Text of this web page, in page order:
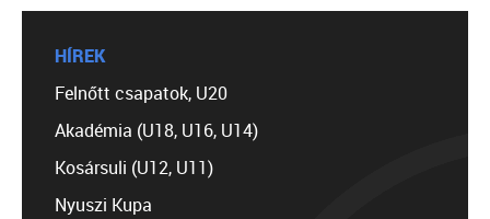
HÍREK
Felnőtt csapatok, U20
Akadémia (U18, U16, U14)
Kosársuli (U12, U11)
Nyuszi Kupa